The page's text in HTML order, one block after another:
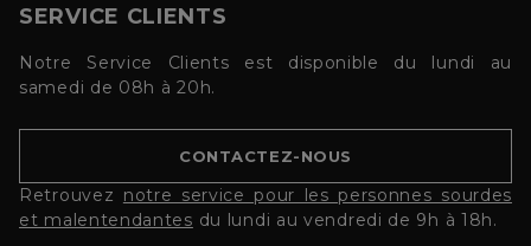
SERVICE CLIENTS
Notre Service Clients est disponible du lundi au
samedi de 08h à 20h.
CONTACTEZ-NOUS
Retrouvez notre service pour les personnes sourdes
et malentendantes du lundi au vendredi de 9h à 18h.